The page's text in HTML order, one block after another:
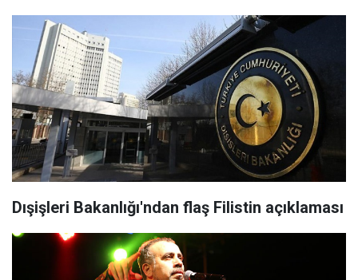
Dışişleri Bakanlığı'ndan flaş Filistin açıklaması